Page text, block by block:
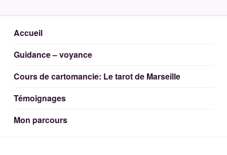
au
contenu
principal
DAIVAH MEDIUM
Accueil
Guidance – voyance
Cours de cartomancie: Le tarot de Marseille
Témoignages
Mon parcours